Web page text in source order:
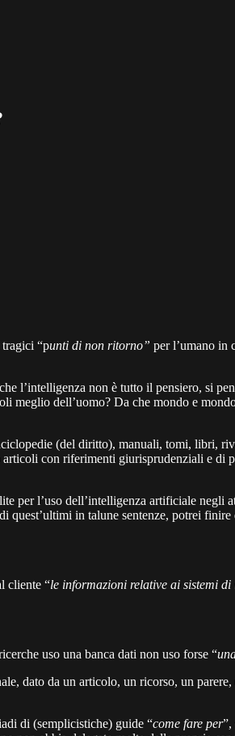
“punti di non ritorno” per l’umano in
l’intelligenza non è tutto il pensiero, si
meglio dell’uomo? Da che mondo e
(del diritto), manuali, tomi, libri,
con riferimenti giurisprudenziali e di
per l’uso dell’intelligenza artificiale negli
quest’ultimi in talune sentenze, potrei
cliente “le informazioni relative ai sistemi di
uso una banca dati non uso forse “
dato da un articolo, un ricorso, un parere,
di (semplicistiche) guide “come fare per”,